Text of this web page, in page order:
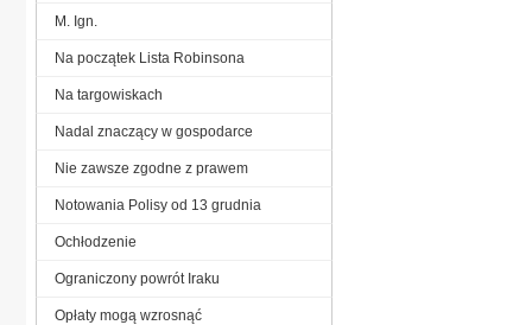
M. Ign.
Na początek Lista Robinsona
Na targowiskach
Nadal znaczący w gospodarce
Nie zawsze zgodne z prawem
Notowania Polisy od 13 grudnia
Ochłodzenie
Ograniczony powrót Iraku
Opłaty mogą wzrosnąć